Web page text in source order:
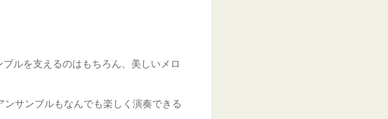
ルを支えるのはもちろん、美しいメロ
サンブルもなんでも楽しく演奏できる